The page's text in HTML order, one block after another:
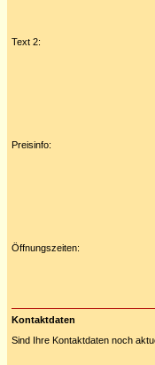
Text 2:
Preisinfo:
Öffnungszeiten:
Kontaktdaten
Sind Ihre Kontaktdaten noch